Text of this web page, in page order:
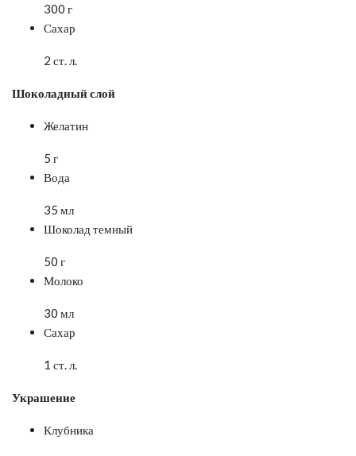
300 г
Сахар
2 ст. л.
Шоколадный слой
Желатин
5 г
Вода
35 мл
Шоколад темный
50 г
Молоко
30 мл
Сахар
1 ст. л.
Украшение
Клубника